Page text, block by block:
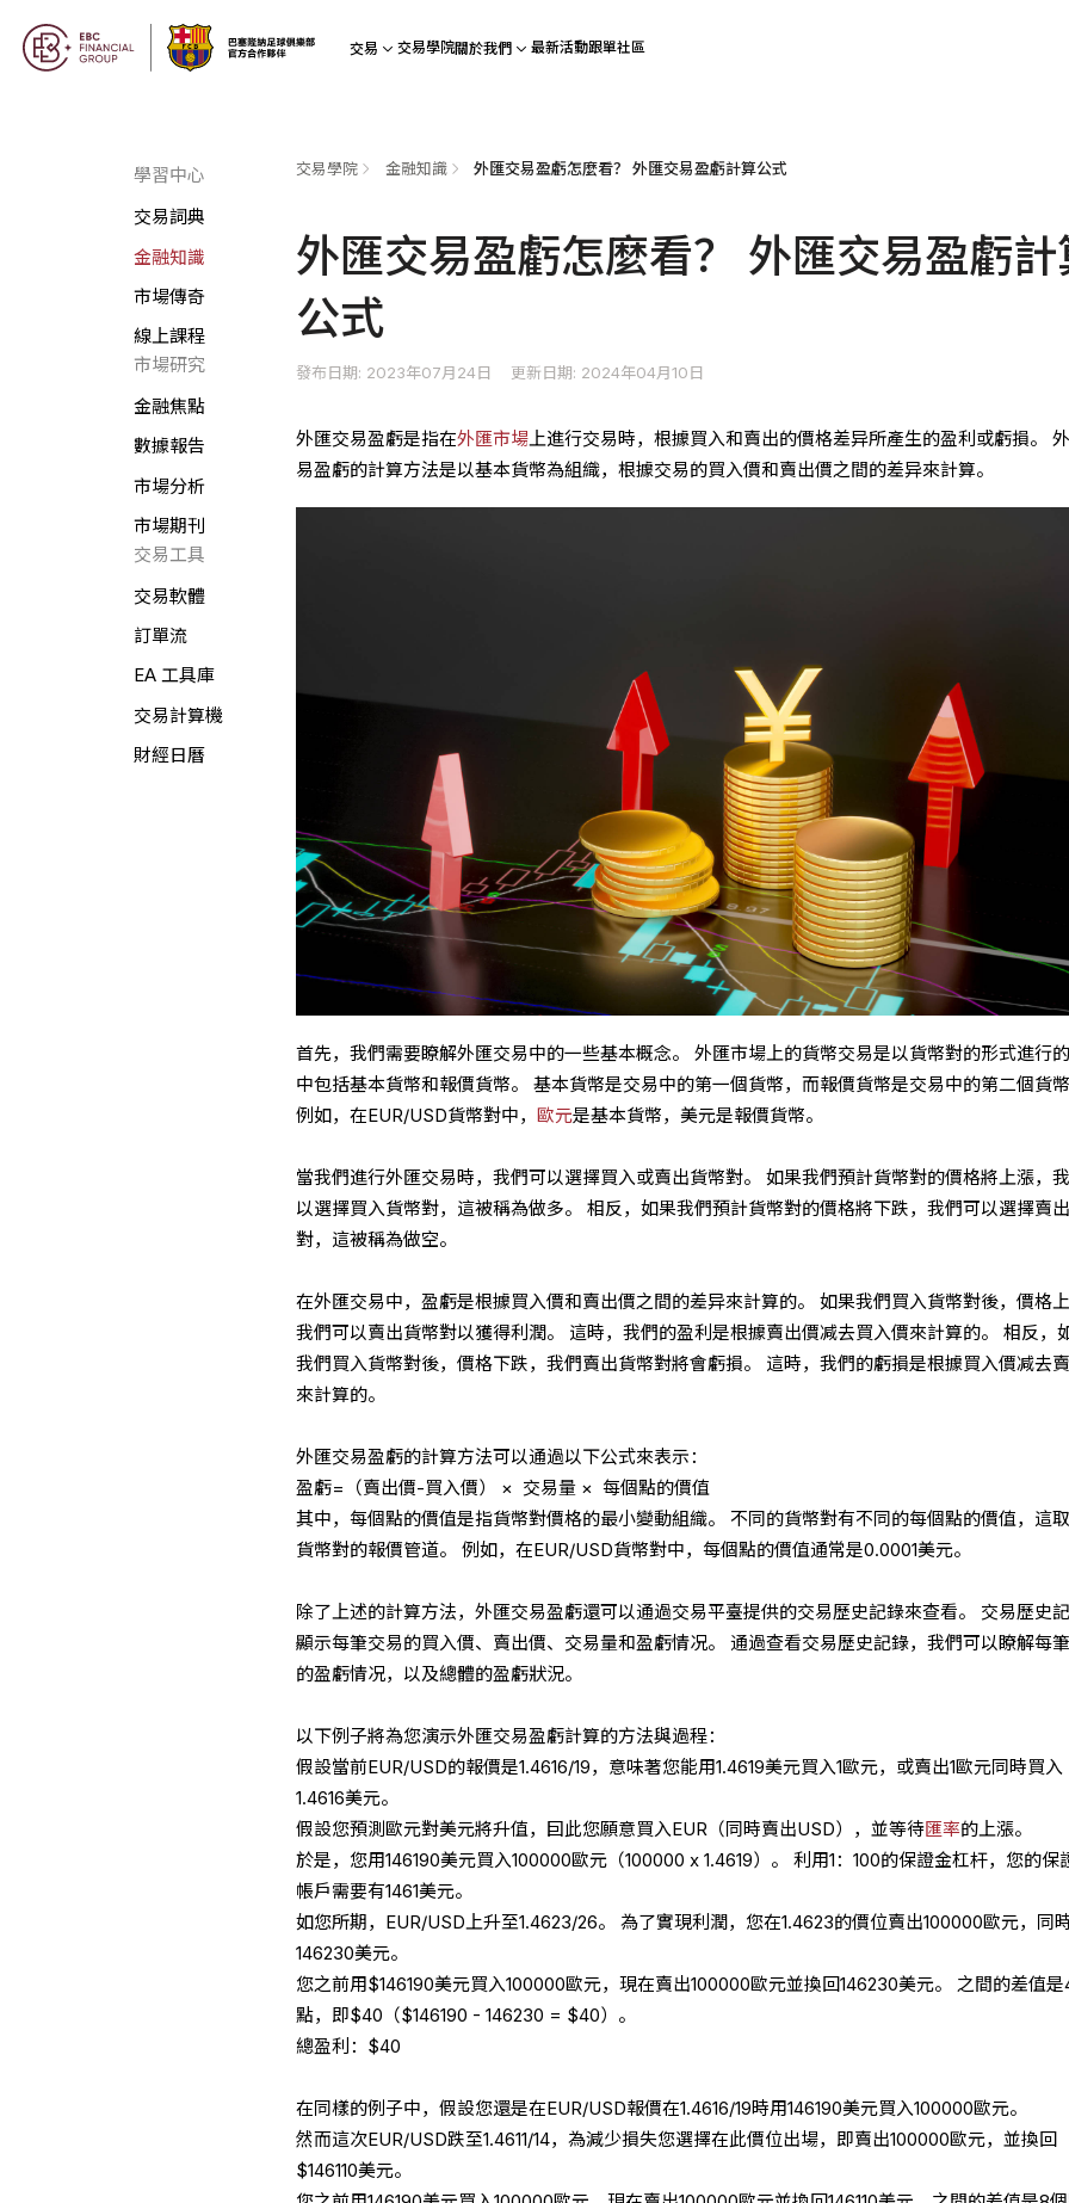
交易 交易學院關於我們 最新活動跟單社區
學習中心
交易詞典
金融知識
市場傳奇
線上課程
市場研究
金融焦點
數據報告
市場分析
市場期刊
交易工具
交易軟體
訂單流
EA 工具庫
交易計算機
財經日曆
交易學院 金融知識 外匯交易盈虧怎麼看？ 外匯交易盈虧計算公式
外匯交易盈虧怎麼看？ 外匯交易盈虧計
公式
發布日期: 2023年07月24日 更新日期: 2024年04月10日
外匯交易盈虧是指在外匯市場 上進行交易時，根據買入和賣出的價格差异所產生的盈利或虧損。
易盈虧的計算方法是以基本貨幣為組織，根據交易的買入價和賣出價之間的差异來計算。
首先，我們需要瞭解外匯交易中的一些基本概念。 外匯市場上的貨幣交易是以貨幣對的形式進行
中包括基本貨幣和報價貨幣。 基本貨幣是交易中的第一個貨幣，而報價貨幣是交易中的第二個貨幣
例如，在EUR/USD貨幣對中， 歐元是基本貨幣，美元是報價貨幣。
當我們進行外匯交易時，我們可以選擇買入或賣出貨幣對。 如果我們預計貨幣對的價格將上漲，
以選擇買入貨幣對，這被稱為做多。 相反，如果我們預計貨幣對的價格將下跌，我們可以選擇賣
對，這被稱為做空。
在外匯交易中，盈虧是根據買入價和賣出價之間的差异來計算的。 如果我們買入貨幣對後，價格上
我們可以賣出貨幣對以獲得利潤。 這時，我們的盈利是根據賣出價减去買入價來計算的。 相反，
我們買入貨幣對後，價格下跌，我們賣出貨幣對將會虧損。 這時，我們的虧損是根據買入價减去
來計算的。
外匯交易盈虧的計算方法可以通過以下公式來表示：
盈虧=（賣出價-買入價） × 交易量 × 每個點的價值
其中，每個點的價值是指貨幣對價格的最小變動組織。 不同的貨幣對有不同的每個點的價值，這
貨幣對的報價管道。 例如，在EUR/USD貨幣對中，每個點的價值通常是0.0001美元。
除了上述的計算方法，外匯交易盈虧還可以通過交易平臺提供的交易歷史記錄來查看。 交易歷史
顯示每筆交易的買入價、賣出價、交易量和盈虧情况。 通過查看交易歷史記錄，我們可以瞭解每
的盈虧情况，以及總體的盈虧狀況。
以下例子將為您演示外匯交易盈虧計算的方法與過程：
假設當前EUR/USD的報價是1.4616/19，意味著您能用1.4619美元買入1歐元，或賣出1歐元同時買入
1.4616美元。
假設您預測歐元對美元將升值，囙此您願意買入EUR（同時賣出USD），並等待匯率的上漲。
於是，您用146190美元買入100000歐元（100000 x 1.4619）。 利用1：100的保證金杠杆，您的保
帳戶需要有1461美元。
如您所期，EUR/USD上升至1.4623/26。 為了實現利潤，您在1.4623的價位賣出100000歐元，同
146230美元。
您之前用$146190美元買入100000歐元，現在賣出100000歐元並換回146230美元。 之間的差值是
點，即$40（$146190 - 146230 = $40）。
總盈利：$40
在同樣的例子中，假設您還是在EUR/USD報價在1.4616/19時用146190美元買入100000歐元。
然而這次EUR/USD跌至1.4611/14，為減少損失您選擇在此價位出場，即賣出100000歐元，並換回
$146110美元。